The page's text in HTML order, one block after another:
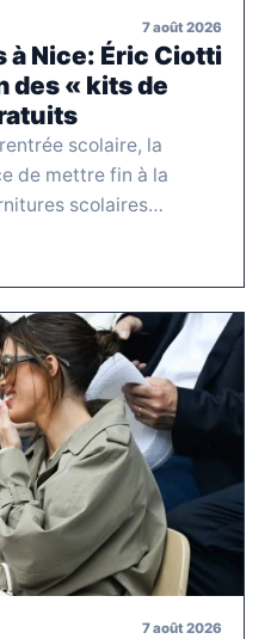
7 août 2026
à Nice: Éric Ciotti
des « kits de
scolaire, la
de mettre fin à la
scolaires…
7 août 2026